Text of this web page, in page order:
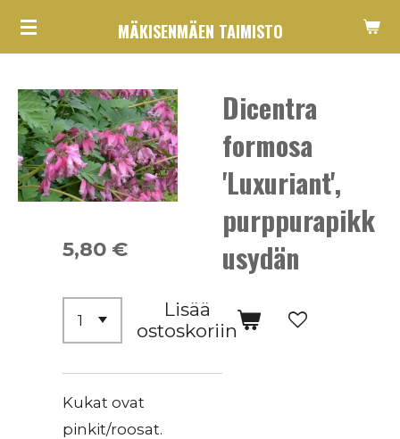
Siirry
MÄKISENMÄEN TAIMISTO
Dicentra
formosa
'Luxuriant',
purppurapikk
usydän
5,80 €
Lisää
ostoskoriin
Kukat ovat
pinkit/roosat.